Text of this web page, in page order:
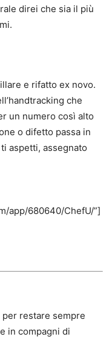
direi che sia il più
e rifatto ex novo.
che
un numero così alto
o difetto passa in
aspetti, assegnato
app/680640/ChefU/”]
restare sempre
in compagni di